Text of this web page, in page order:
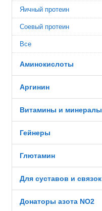
Яичный протеин
Соевый протеин
Все
Аминокислоты
Аргинин
Витамины и минералы
Гейнеры
Глютамин
Для суставов и связок
Донаторы азота NO2